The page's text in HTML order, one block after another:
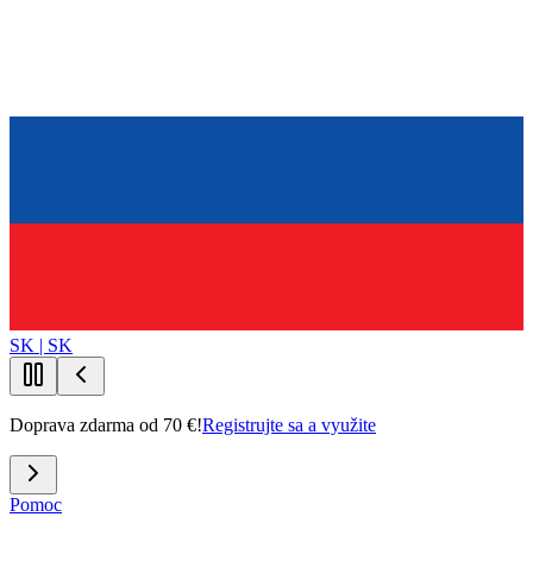
SK | SK
Doprava zdarma od 70 €!Registrujte sa a využite
Pomoc